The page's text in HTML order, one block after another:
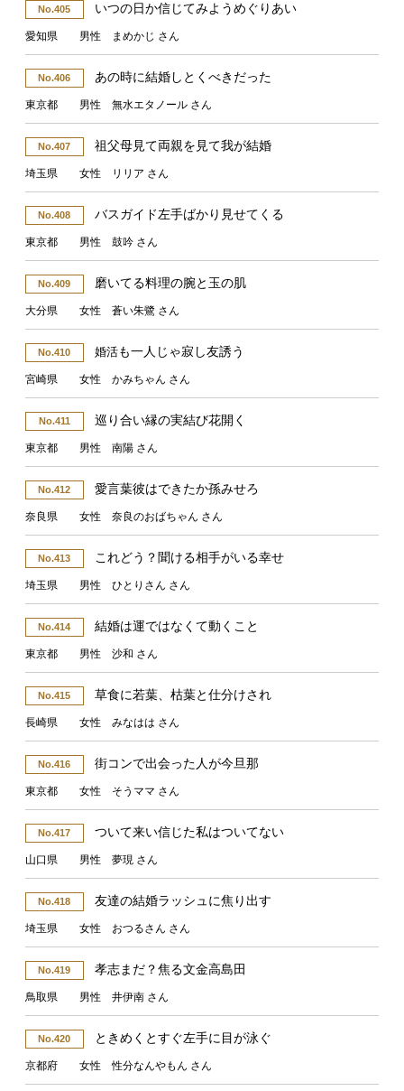
No.405 いつの日か信じてみようめぐりあい
愛知県 男性 まめかじ さん
No.406 あの時に結婚しとくべきだった
東京都 男性 無水エタノール さん
No.407 祖父母見て両親を見て我が結婚
埼玉県 女性 リリア さん
No.408 バスガイド左手ばかり見せてくる
東京都 男性 鼓吟 さん
No.409 磨いてる料理の腕と玉の肌
大分県 女性 蒼い朱鷺 さん
No.410 婚活も一人じゃ寂し友誘う
宮崎県 女性 かみちゃん さん
No.411 巡り合い縁の実結び花開く
東京都 男性 南陽 さん
No.412 愛言葉彼はできたか孫みせろ
奈良県 女性 奈良のおばちゃん さん
No.413 これどう？聞ける相手がいる幸せ
埼玉県 男性 ひとりさん さん
No.414 結婚は運ではなくて動くこと
東京都 男性 沙和 さん
No.415 草食に若葉、枯葉と仕分けされ
長崎県 女性 みなはは さん
No.416 街コンで出会った人が今旦那
東京都 女性 そうママ さん
No.417 ついて来い信じた私はついてない
山口県 男性 夢現 さん
No.418 友達の結婚ラッシュに焦り出す
埼玉県 女性 おつるさん さん
No.419 孝志まだ？焦る文金高島田
鳥取県 男性 井伊南 さん
No.420 ときめくとすぐ左手に目が泳ぐ
京都府 女性 性分なんやもん さん